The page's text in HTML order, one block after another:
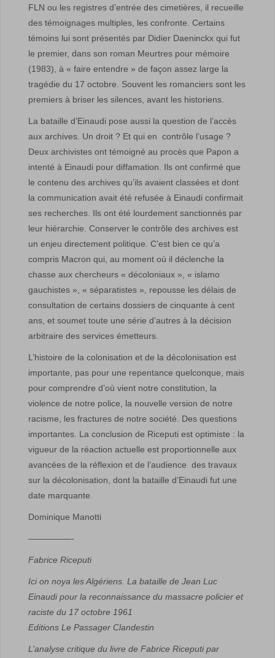
FLN ou les registres d’entrée des cimetières, il recueille
des témoignages multiples, les confronte. Certains
témoins lui sont présentés par Didier Daeninckx qui fut
le premier, dans son roman Meurtres pour mémoire
(1983), à « faire entendre » de façon assez large la
tragédie du 17 octobre. Souvent les romanciers sont les
premiers à briser les silences, avant les historiens.
La bataille d’Einaudi pose aussi la question de l’accès
aux archives. Un droit ? Et qui en contrôle l’usage ?
Deux archivistes ont témoigné au procès que Papon a
intenté à Einaudi pour diffamation. Ils ont confirmé que
le contenu des archives qu’ils avaient classées et dont
la communication avait été refusée à Einaudi confirmait
ses recherches. Ils ont été lourdement sanctionnés par
leur hiérarchie. Conserver le contrôle des archives est
un enjeu directement politique. C’est bien ce qu’a
compris Macron qui, au moment où il déclenche la
chasse aux chercheurs « décoloniaux », « islamo
gauchistes », « séparatistes », repousse les délais de
consultation de certains dossiers de cinquante à cent
ans, et soumet toute une série d’autres à la décision
arbitraire des services émetteurs.
L’histoire de la colonisation et de la décolonisation est
importante, pas pour une repentance quelconque, mais
pour comprendre d’où vient notre constitution, la
violence de notre police, la nouvelle version de notre
racisme, les fractures de notre société. Des questions
importantes. La conclusion de Riceputi est optimiste : la
vigueur de la réaction actuelle est proportionnelle aux
avancées de la réflexion et de l’audience des travaux
sur la décolonisation, dont la bataille d’Einaudi fut une
date marquante.
Dominique Manotti
—————-
Fabrice Riceputi
Ici on noya les Algériens. La bataille de Jean Luc
Einaudi pour la reconnaissance du massacre policier et
raciste du 17 octobre 1961
Editions Le Passager Clandestin
L’analyse critique du livre de Fabrice Riceputi par